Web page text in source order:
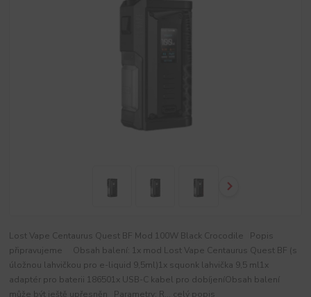
Lost Vape Centaurus Quest BF Mod 100W Black Crocodile Popis
připravujeme Obsah balení: 1x mod Lost Vape Centaurus Quest BF (s
úložnou lahvičkou pro e-liquid 9,5ml)1x squonk lahvička 9,5 ml1x
adaptér pro baterii 186501x USB-C kabel pro dobíjeníObsah balení
může být ještě upřesněn Parametry: R... celý popis